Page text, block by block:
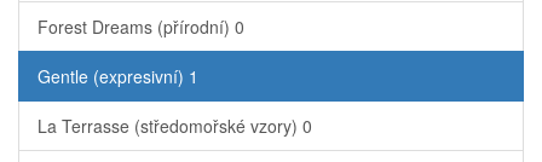
Forest Dreams (přírodní) 0
Gentle (expresivní) 1
La Terrasse (středomořské vzory) 0